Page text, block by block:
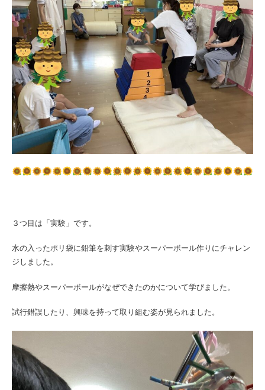
３つ目は「実験」です。
水の入ったポリ袋に鉛筆を刺す実験やスーパーボール作りにチャレン
ジしました。
摩擦熱やスーパーボールがなぜできたのかについて学びました。
試行錯誤したり、興味を持って取り組む姿が見られました。